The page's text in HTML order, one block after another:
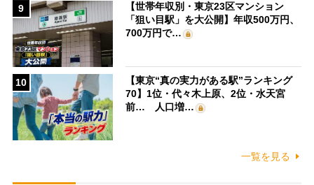
9
【世帯年収別・東京23区マンション
「狙い目駅」を大公開】年収500万円、
700万円で…
10
【東京“真の実力がある駅”ランキング
70】1位・代々木上原、2位・水天宮
前… 人口増…
一覧を見る